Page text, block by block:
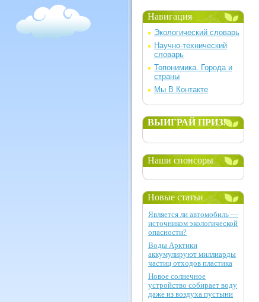
Навигация
Экологический словарь
Научно-технический
словарь
Топонимика. Города и
страны
Мы В Контакте
ВЫИГРАЙ ПРИЗ!
Наши спонсоры
Новые статьи
Является ли автомобиль —
источником экологической
опасности?
Воды Арктики
аккумулируют миллиарды
частиц отходов пластика
Новое солнечное
устройство собирает воду
даже из воздуха пустыни